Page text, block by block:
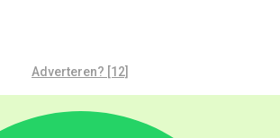
Adverteren? [12]